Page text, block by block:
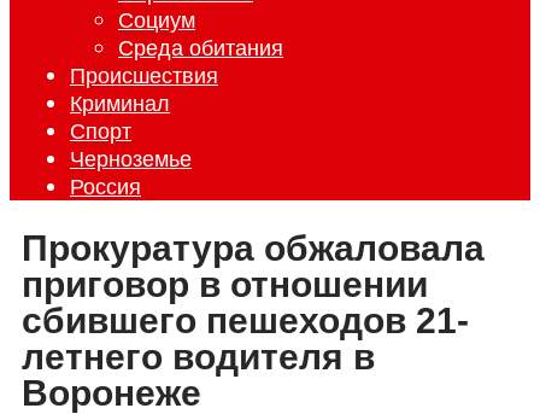
Социум
Среда обитания
Происшествия
Криминал
Спорт
Черноземье
Россия
Прокуратура обжаловала
приговор в отношении
сбившего пешеходов 21-
летнего водителя в
Воронеже